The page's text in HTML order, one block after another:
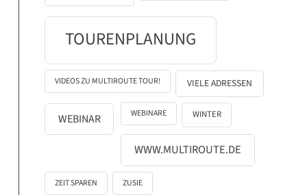
TOURENPLANUNG
VIDEOS ZU MULTIROUTE TOUR! VIELE ADRESSEN
WEBINAR WEBINARE WINTER
WWW.MULTIROUTE.DE
ZEIT SPAREN ZUSIE